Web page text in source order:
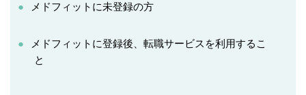
メドフィットに未登録の方
メドフィットに登録後、転職サービスを利用するこ
と